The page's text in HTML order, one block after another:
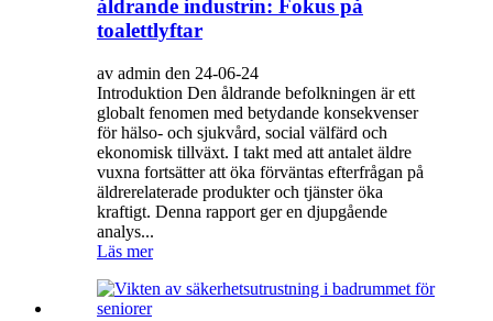
åldrande industrin: Fokus på
toalettlyftar
av admin den 24-06-24
Introduktion Den åldrande befolkningen är ett
globalt fenomen med betydande konsekvenser
för hälso- och sjukvård, social välfärd och
ekonomisk tillväxt. I takt med att antalet äldre
vuxna fortsätter att öka förväntas efterfrågan på
äldrerelaterade produkter och tjänster öka
kraftigt. Denna rapport ger en djupgående
analys...
Läs mer